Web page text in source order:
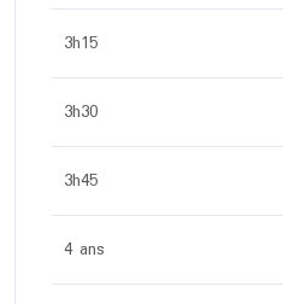
3h15
3h30
3h45
4 ans